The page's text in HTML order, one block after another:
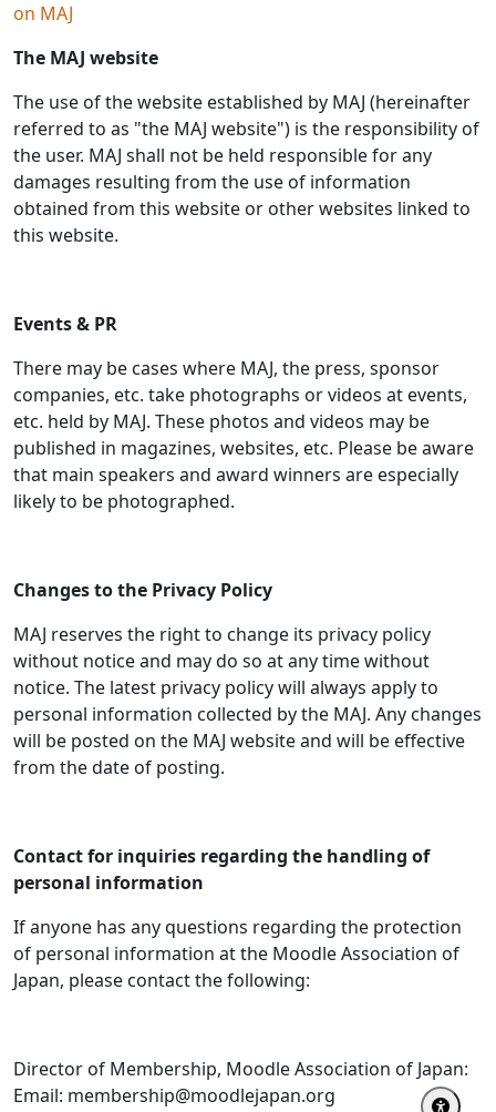
on MAJ
The MAJ website
The use of the website established by MAJ (hereinafter
referred to as "the MAJ website") is the responsibility of
the user. MAJ shall not be held responsible for any
damages resulting from the use of information
obtained from this website or other websites linked to
this website.
Events & PR
There may be cases where MAJ, the press, sponsor
companies, etc. take photographs or videos at events,
etc. held by MAJ. These photos and videos may be
published in magazines, websites, etc. Please be aware
that main speakers and award winners are especially
likely to be photographed.
Changes to the Privacy Policy
MAJ reserves the right to change its privacy policy
without notice and may do so at any time without
notice. The latest privacy policy will always apply to
personal information collected by the MAJ. Any changes
will be posted on the MAJ website and will be effective
from the date of posting.
Contact for inquiries regarding the handling of
personal information
If anyone has any questions regarding the protection
of personal information at the Moodle Association of
Japan, please contact the following:
Director of Membership, Moodle Association of Japan:
Email: membership@moodlejapan.org